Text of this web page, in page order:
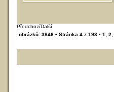
PředchozíDalší
obrázků: 3846 • Stránka 4 z 193 • 1 2